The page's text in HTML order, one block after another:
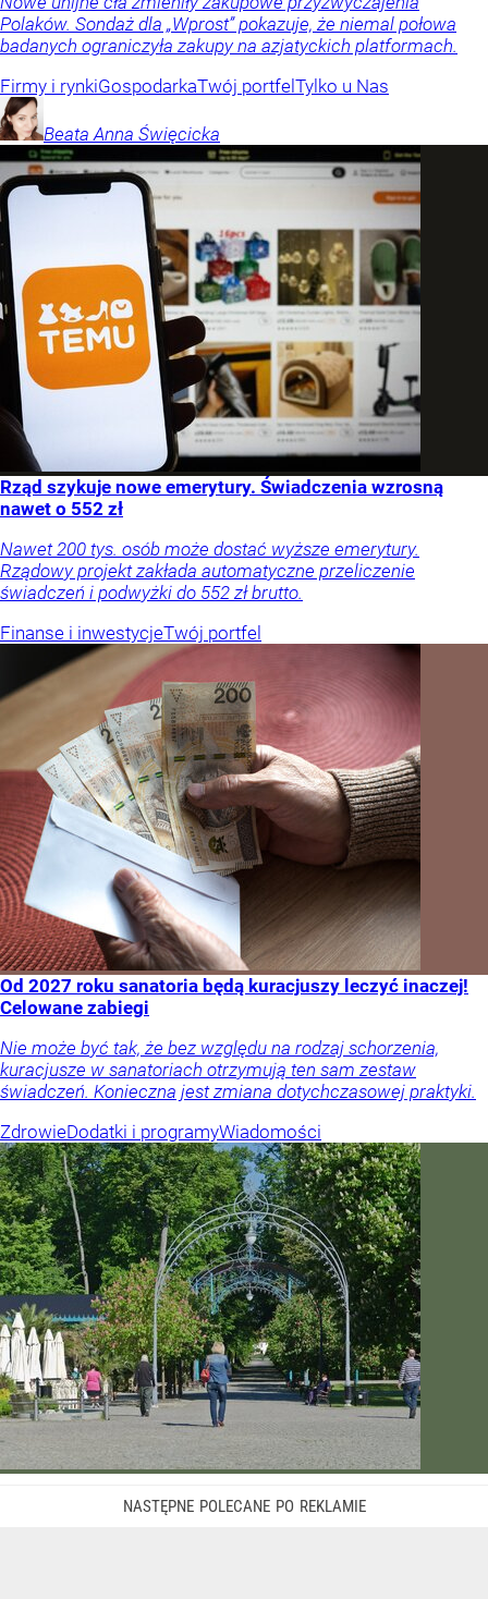
Polaków. Sondaż dla „Wprost” pokazuje, że niemal połowa
badanych ograniczyła zakupy na azjatyckich platformach.
Firmy i rynkiGospodarkaTwój portfel Tylko u Nas
Beata Anna Święcicka
Rząd szykuje nowe emerytury. Świadczenia wzrosną
nawet o 552 zł
Nawet 200 tys. osób może dostać wyższe emerytury.
Rządowy projekt zakłada automatyczne przeliczenie
świadczeń i podwyżki do 552 zł brutto.
Finanse i inwestycjeTwój portfel
Od 2027 roku sanatoria będą kuracjuszy leczyć inaczej!
Celowane zabiegi
Nie może być tak, że bez względu na rodzaj schorzenia,
kuracjusze w sanatoriach otrzymują ten sam zestaw
świadczeń. Konieczna jest zmiana dotychczasowej praktyki.
ZdrowieDodatki i programyWiadomości